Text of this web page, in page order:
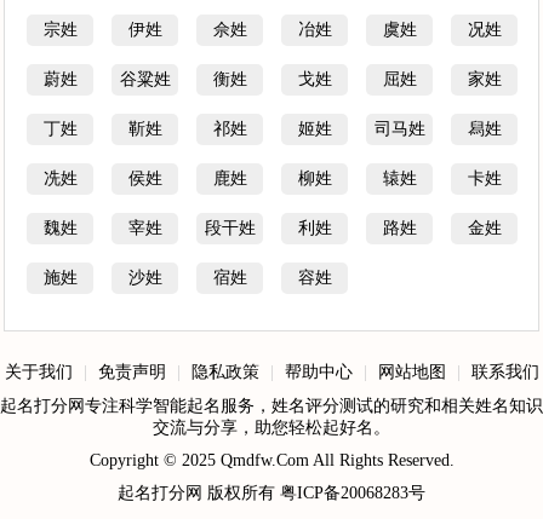
宗姓 伊姓 佘姓 冶姓 虞姓 况姓
蔚姓 谷粱姓 衡姓 戈姓 屈姓 家姓
丁姓 靳姓 祁姓 姬姓 司马姓 舄姓
冼姓 侯姓 鹿姓 柳姓 辕姓 卡姓
魏姓 宰姓 段干姓 利姓 路姓 金姓
施姓 沙姓 宿姓 容姓
关于我们 免责声明 隐私政策 帮助中心 网站地图
联系我们
起名打分网专注科学智能起名服务，姓名评分测试的研究和相关姓名知识
交流与分享，助您轻松起好名。
Copyright © 2025 Qmdfw.ComAll Rights Reserved.
起名打分网 版权所有 粤ICP备20068283号